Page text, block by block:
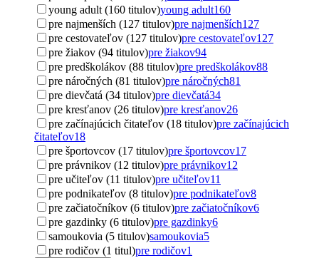
young adult (160 titulov)young adult160
pre najmenších (127 titulov)pre najmenších127
pre cestovateľov (127 titulov)pre cestovateľov127
pre žiakov (94 titulov)pre žiakov94
pre predškolákov (88 titulov)pre predškolákov88
pre náročných (81 titulov)pre náročných81
pre dievčatá (34 titulov)pre dievčatá34
pre kresťanov (26 titulov)pre kresťanov26
pre začínajúcich čitateľov (18 titulov)pre začínajúcich
čitateľov18
pre športovcov (17 titulov)pre športovcov17
pre právnikov (12 titulov)pre právnikov12
pre učiteľov (11 titulov)pre učiteľov11
pre podnikateľov (8 titulov)pre podnikateľov8
pre začiatočníkov (6 titulov)pre začiatočníkov6
pre gazdinky (6 titulov)pre gazdinky6
samoukovia (5 titulov)samoukovia5
pre rodičov (1 titul)pre rodičov1